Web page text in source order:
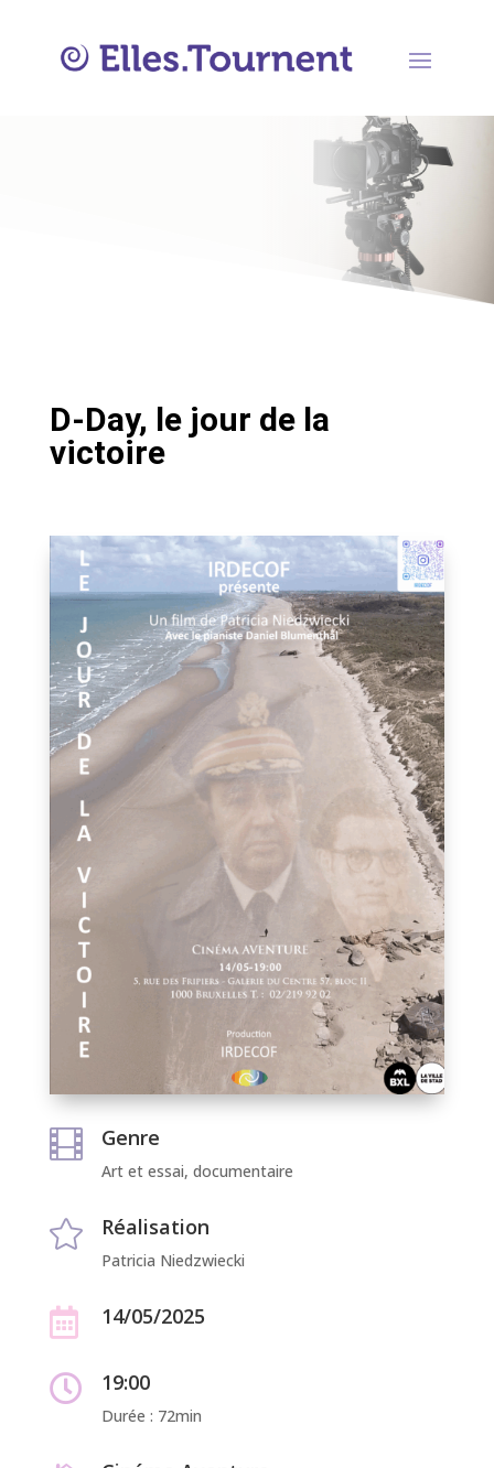
D-Day, le jour de la
victoire
 Genre
Art et essai, documentaire
 Réalisation
Patricia Niedzwiecki
 14/05/2025
 19:00
Durée : 72min